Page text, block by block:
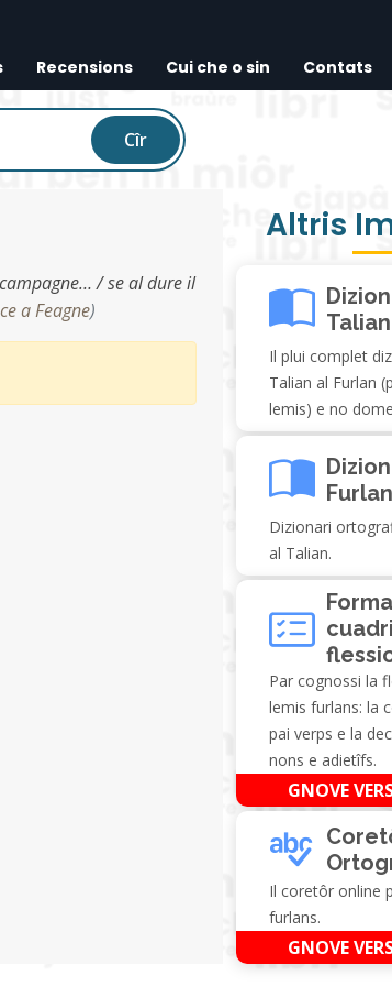
Recensions Cui che o sin Contats
Cîr
/ se al dure il
a Feagne)
Altris
Il plui complet
Talian al Furlan
lemis) e no
Dizionari
al Talian.
Par cognossi la
lemis furlans: la
pai verps e la
nons e adietîfs.
GNOVE
Il coretôr online
furlans.
GNOVE